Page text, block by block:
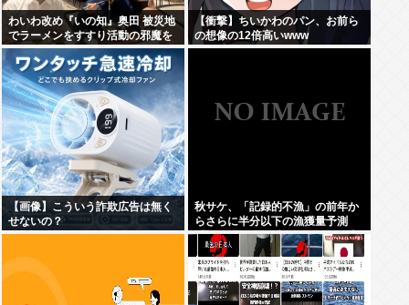
わいわ改め『いの知』奥田 被災地
でラーメンをすすり活動の邪魔を
行う
【衝撃】ちいかわのパン、お前ら
の想像の12倍高いwww
【画像】こういう詐欺広告は無く
せないの？
秋サケ、「記録的不漁」の前年か
らさらに半分以下の漁獲量予測
「なぜこれほど減ったのか、日本
人の叡智を集めてもわからな
い…」